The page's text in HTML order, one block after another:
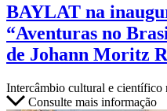
BAYLAT na
“Aventuras no
de Johann Moritz
Intercâmbio cultural e
Consulte mais informação